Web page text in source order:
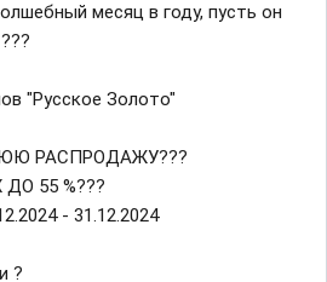
месяц в году, пусть он
"Русское Золото"
РАСПРОДАЖУ???
55 %???
- 31.12.2024
?